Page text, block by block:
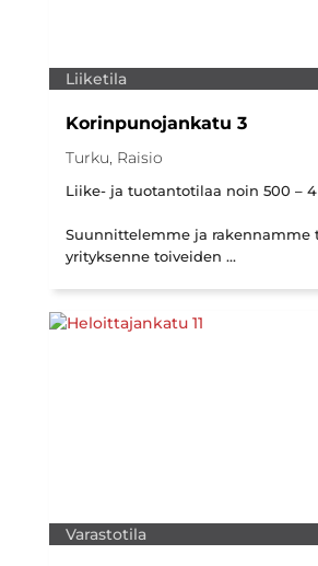
Liiketila
Korinpunojankatu 3
Turku, Raisio
Liike- ja tuotantotilaa noin 500 – 4
Suunnittelemme ja rakennamme
yrityksenne toiveiden ...
Varastotila